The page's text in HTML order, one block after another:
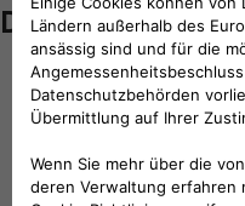
Dokumentation